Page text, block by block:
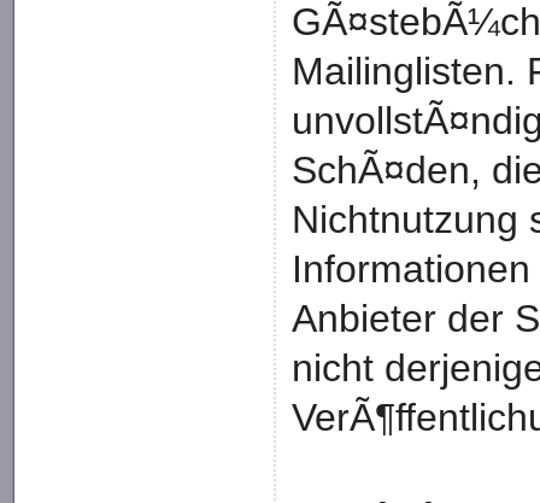
Mailinglisten.
SchÃ¤den,
Nichtnutzung
Anbieter der
nicht